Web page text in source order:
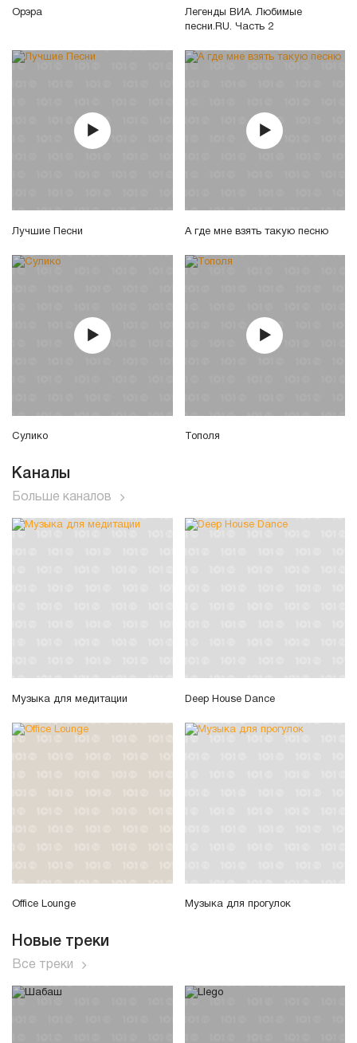
Орэра
Легенды ВИА. Любимые
песни.RU. Часть 2
Лучшие Песни А где мне взять такую песню
Сулико Тополя
Каналы
Больше каналов
Музыка для медитации Deep House Dance
Office Lounge Музыка для прогулок
Новые треки
Все треки